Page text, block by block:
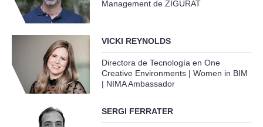
Management de ZIGURAT
VICKI REYNOLDS
Directora de Tecnología en One
Creative Environments | Women in BIM
| NIMA Ambassador
SERGI FERRATER